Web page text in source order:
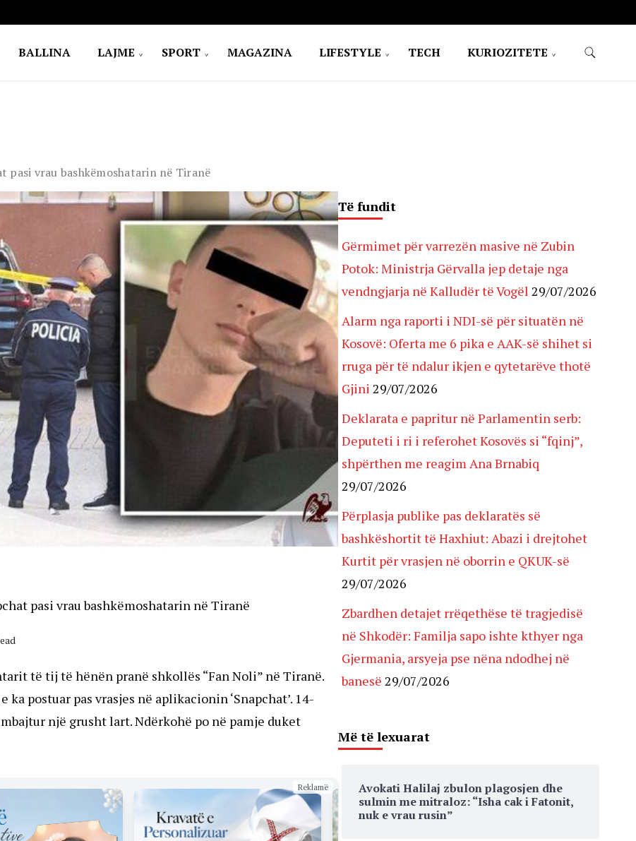
BALLINA LAJME SPORT MAGAZINA LIFESTYLE TECH KURIOZITETE
pasi vrau bashkëmoshatarin në Tiranë
pasi vrau bashkëmoshatarin në Tiranë
të tij të hënën pranë shkollës “Fan Noli” në Tiranë.
postuar pas vrasjes në aplikacionin ‘Snapchat’. 14-
një grusht lart. Ndërkohë po në pamje duket
Reklamë
Të fundit
Gërmimet për varrezën masive në Zubin
Potok: Ministrja Gërvalla jep detaje nga
vendngjarja në Kalludër të Vogël 29/07/2026
Alarm nga raporti i NDI-së për situatën në
Kosovë: Oferta me 6 pika e AAK-së shihet si
rruga për të ndalur ikjen e qytetarëve thotë
Gjini 29/07/2026
Deklarata e papritur në Parlamentin serb:
Deputeti i ri i referohet Kosovës si “fqinj”,
shpërthen me reagim Ana Brnabiq
29/07/2026
Përplasja publike pas deklaratës së
bashkëshortit të Haxhiut: Abazi i drejtohet
Kurtit për vrasjen në oborrin e QKUK-së
29/07/2026
Zbardhen detajet rrëqethëse të tragjedisë
në Shkodër: Familja sapo ishte kthyer nga
Gjermania, arsyeja pse nëna ndodhej në
banesë 29/07/2026
Më të lexuarat
Avokati Halilaj zbulon plagosjen dhe
sulmin me mitraloz: “Isha cak i Fatonit,
nuk e vrau rusin”